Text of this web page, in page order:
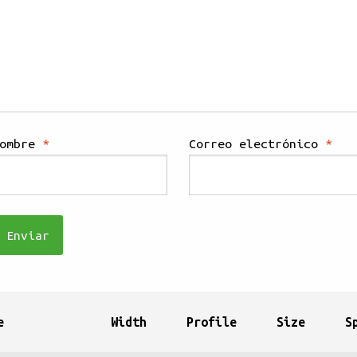
* Correo electrónico *
Width Profile Size